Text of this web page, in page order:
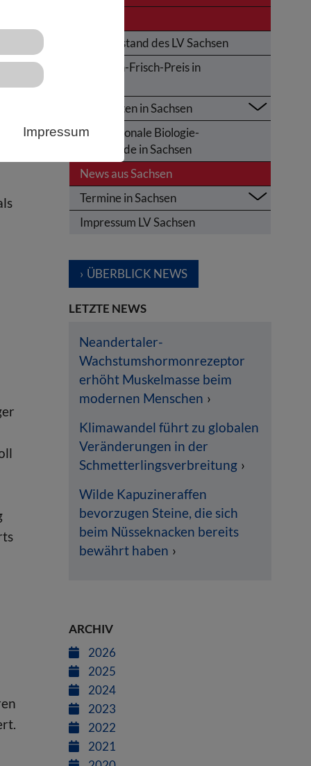
Impressum
Der Vorstand des LV Sachsen
Karl-von-Frisch-Preis in
Aktivitäten in Sachsen
Internationale Biologie-
Olympiade in Sachsen
News aus Sachsen
Termine in Sachsen
Impressum LV Sachsen
ÜBERBLICK NEWS
LETZTE NEWS
Neandertaler-
Wachstumshormonrezeptor
erhöht Muskelmasse beim
modernen Menschen
Klimawandel führt zu globalen
Veränderungen in der
Schmetterlingsverbreitung
Wilde Kapuzineraffen
bevorzugen Steine, die sich
beim Nüsseknacken bereits
bewährt haben
ARCHIV
2026
2025
2024
2023
2022
2021